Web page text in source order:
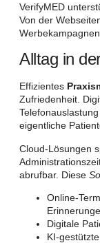
VerifyMED
Von der
Alltag in
Effizientes
Zufriedenheit.
eigentliche
Cloud-Lösungen
abrufbar. Diese
Online-
Digitale
KI-